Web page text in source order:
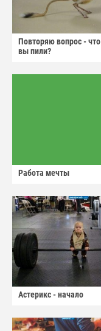
Повторяю вопрос - что
вы пили?
Работа мечты
Астерикс - начало